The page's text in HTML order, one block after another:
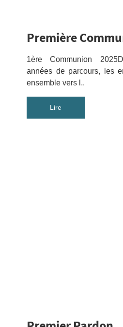
Première
1ère Communion
années de parcours, les
ensemble vers l..